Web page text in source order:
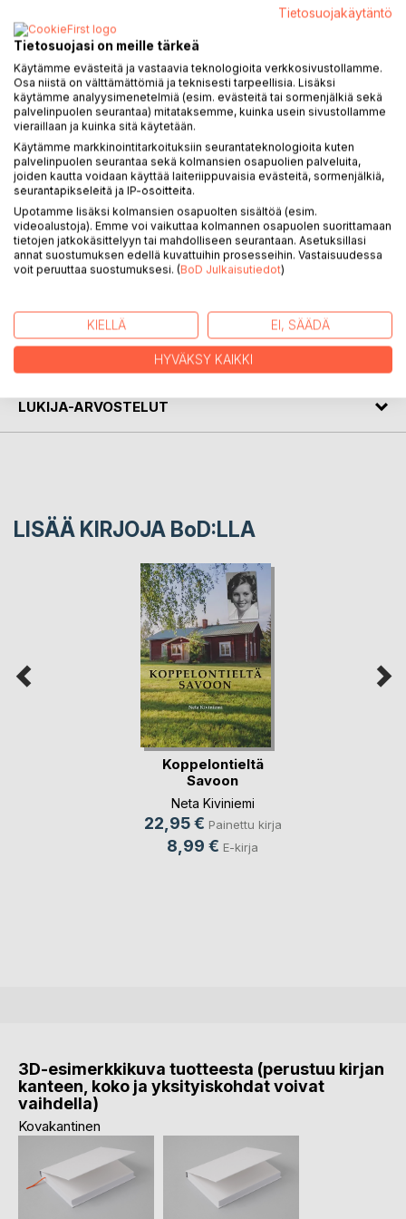
Varriistâllâm tarkoittaa inarinsaamelaisten vuotuismuuttoa
kesä- ja talvipaikkojen välillä. Annikki varrii hapuillen kohti
aikuisuutta. Ei hän täysin koditon ole, silti kodin kaipuu
nousee esiin vahvasti. Toistuvat pelot vaikeuttavat hänen
elämäänsä. Läheisten ihmisten tukiverkko on tärkeä.
Opettaja Hakosalonkin vaikutus Annikin elämässä jatkuu yli
kansakoulu ajan.
Kun nuori Annikki liikkuu luonnossa, niin veneen ja veden
vuoropuhelu, puron solina ja monet muut äänet muuttuvat
hänen päässään musiikiksi.
KIRJAILIJA
LEHDISTÖARVOSTELUT
LUKIJA-ARVOSTELUT
LISÄÄ KIRJOJA BoD:LLA
Koppelontieltä
Savoon
Neta Kiviniemi
22,95 € Painettu kirja
8,99 € E-kirja
3D-esimerkkikuva tuotteesta (perustuu kirjan
kanteen, koko ja yksityiskohdat voivat
vaihdella)
Kovakantinen
Tietosuojakäytäntö
Tietosuojasi on meille tärkeä
Käytämme evästeitä ja vastaavia teknologioita verkkosivustollamme.
Osa niistä on välttämättömiä ja teknisesti tarpeellisia. Lisäksi
käytämme analyysimenetelmiä (esim. evästeitä tai sormenjälkiä sekä
palvelinpuolen seurantaa) mitataksemme, kuinka usein sivustollamme
vieraillaan ja kuinka sitä käytetään.
Käytämme markkinointitarkoituksiin seurantateknologioita kuten
palvelinpuolen seurantaa sekä kolmansien osapuolien palveluita,
joiden kautta voidaan käyttää laiteriippuvaisia evästeitä, sormenjälkiä,
seurantapikseleitä ja IP-osoitteita.
Upotamme lisäksi kolmansien osapuolten sisältöä (esim.
videoalustoja). Emme voi vaikuttaa kolmannen osapuolen suorittamaan
tietojen jatkokäsittelyyn tai mahdolliseen seurantaan. Asetuksillasi
annat suostumuksen edellä kuvattuihin prosesseihin. Vastaisuudessa
voit peruuttaa suostumuksesi. (BoD Julkaisutiedot)
KIELLÄ EI, SÄÄDÄ
HYVÄKSY KAIKKI